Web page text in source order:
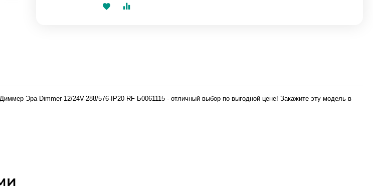
Эра Dimmer-12/24V-288/576-IP20-RF Б0061115 - отличный выбор по выгодной цене! Закажите эту модель в